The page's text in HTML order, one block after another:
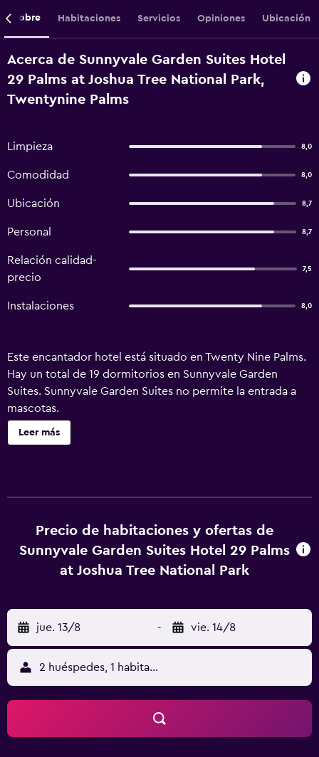
Sobre Habitaciones Servicios Opiniones Ubicación
Acerca de Sunnyvale Garden Suites Hotel
29 Palms at Joshua Tree National Park,
Twentynine Palms
Limpieza 8,0
Comodidad 8,0
Ubicación 8,7
Personal 8,7
Relación calidad-
precio
7,5
Instalaciones 8,0
Este encantador hotel está situado en Twenty Nine Palms.
Hay un total de 19 dormitorios en Sunnyvale Garden
Suites. Sunnyvale Garden Suites no permite la entrada a
mascotas.
Leer más
Precio de habitaciones y ofertas de
Sunnyvale Garden Suites Hotel 29 Palms
at Joshua Tree National Park
jue. 13/8 - vie. 14/8
2 huéspedes, 1 habitación